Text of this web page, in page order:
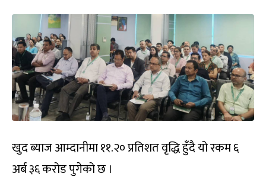
खुद ब्याज आम्दानीमा ११.२० प्रतिशत वृद्धि हुँदै यो रकम ६
अर्ब ३६ करोड पुगेको छ ।